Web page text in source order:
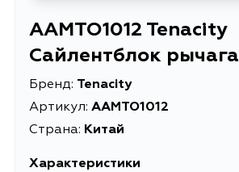
AAMTO1012 Tenacity
Сайлентблок рычага
Бренд: Tenacity
Артикул: AAMTO1012
Страна: Китай
Характеристики